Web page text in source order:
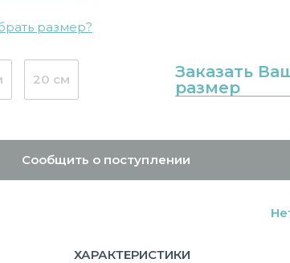
размер?
20 см
Заказать
размер
Сообщить о поступлении
ХАРАКТЕРИСТИКИ